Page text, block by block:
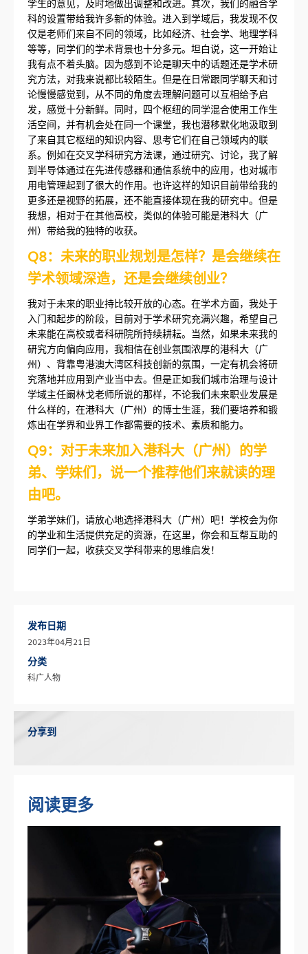
科的设置带给我许多新的体验。进入到学域后，我发现不仅
仅是老师们来自不同的领域，比如经济、社会学、地理学科
等等，同学们的学术背景也十分多元。坦白说，这一开始让
我有点不着头脑。因为感到不论是聊天中的话题还是学术研
究方法，对我来说都比较陌生。但是在日常跟同学聊天和讨
论慢慢感觉到，从不同的角度去理解问题可以互相给予启
发，感觉十分新鲜。同时，四个枢纽的同学混合使用工作生
活空间，并有机会处在同一个课堂，我也潜移默化地汲取到
了来自其它枢纽的知识内容、思考它们在自己领域内的联
系。例如在交叉学科研究方法课，通过研究、讨论，我了解
到半导体通过在先进传感器和通信系统中的应用，也对城市
用电管理起到了很大的作用。也许这样的知识目前带给我的
更多还是视野的拓展，还不能直接体现在我的研究中。但是
我想，相对于在其他高校，类似的体验可能是港科大（广
州）带给我的独特的收获。
Q8：未来的职业规划是怎样？是会继续在
学术领域深造，还是会继续创业？
我对于未来的职业持比较开放的心态。在学术方面，我处于
入门和起步的阶段，目前对于学术研究充满兴趣，希望自己
未来能在高校或者科研院所持续耕耘。当然，如果未来我的
研究方向偏向应用，我相信在创业氛围浓厚的港科大（广
州）、背靠粤港澳大湾区科技创新的氛围，一定有机会将研
究落地并应用到产业当中去。但是正如我们城市治理与设计
学域主任阚林戈老师所说的那样，不论我们未来职业发展是
什么样的，在港科大（广州）的博士生涯，我们要培养和锻
炼出在学界和业界工作都需要的技术、素质和能力。
Q9：对于未来加入港科大（广州）的学
弟、学妹们，说一个推荐他们来就读的理
由吧。
学弟学妹们，请放心地选择港科大（广州）吧！学校会为你
的学业和生活提供充足的资源，在这里，你会和互帮互助的
同学们一起，收获交叉学科带来的思维启发！
发布日期
2023年04月21日
分类
科广人物
分享到
阅读更多